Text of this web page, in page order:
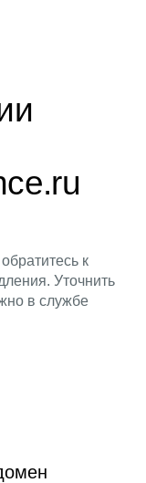
к
Уточнить
в службе